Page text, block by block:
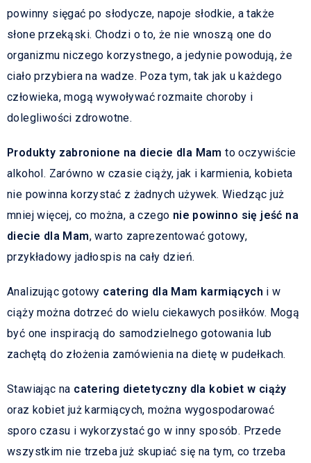
powinny sięgać po słodycze, napoje słodkie, a także
słone przekąski. Chodzi o to, że nie wnoszą one do
organizmu niczego korzystnego, a jedynie powodują, że
ciało przybiera na wadze. Poza tym, tak jak u każdego
człowieka, mogą wywoływać rozmaite choroby i
dolegliwości zdrowotne.
Produkty zabronione na diecie dla Mam to oczywiście
alkohol. Zarówno w czasie ciąży, jak i karmienia, kobieta
nie powinna korzystać z żadnych używek. Wiedząc już
mniej więcej, co można, a czego nie powinno się jeść na
diecie dla Mam, warto zaprezentować gotowy,
przykładowy jadłospis na cały dzień.
Analizując gotowy catering dla Mam karmiących i w
ciąży można dotrzeć do wielu ciekawych posiłków. Mogą
być one inspiracją do samodzielnego gotowania lub
zachętą do złożenia zamówienia na dietę w pudełkach.
Stawiając na catering dietetyczny dla kobiet w ciąży
oraz kobiet już karmiących, można wygospodarować
sporo czasu i wykorzystać go w inny sposób. Przede
wszystkim nie trzeba już skupiać się na tym, co trzeba